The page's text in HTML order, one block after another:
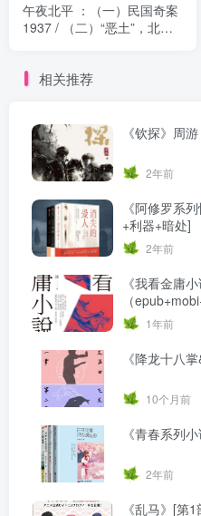
午夜北平 ：（一）民国奇案
1937 / （二）“恶土”，北平
相关推荐
《钦探》周游
2年前
《阿修罗系
+利器+暗处]
2年前
《我看金庸
（
1年前
《降龙十八
10个月前
《青春系列
2年前
《乱马》[第